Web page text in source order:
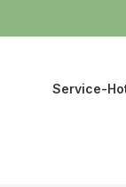
Service-